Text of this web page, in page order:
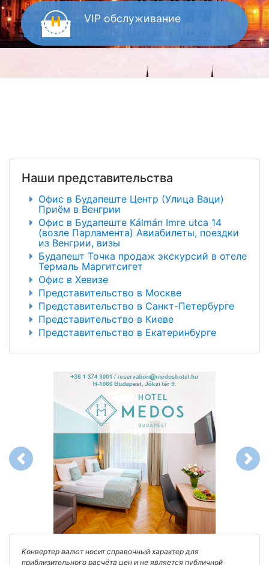
VIP обслуживание
Наши представительства
Офис в Будапеште Центр (Улица Ваци)
Приём в Венгрии
Офис в Будапеште Kálmán Imre utca 14
(возле Парламента) Авиабилеты, поездки
из Венгрии, визы
Будапешт Точка продаж экскурсий в отеле
Термаль Маргитсигет
Офис в Хевизе
Представительство в Москве
Представительство в Санкт-Петербурге
Представительство в Киеве
Представительство в Екатеринбурге
Previous Next
Конвертер валют носит справочный характер для
приблизительного расчёта цен и не является публичной